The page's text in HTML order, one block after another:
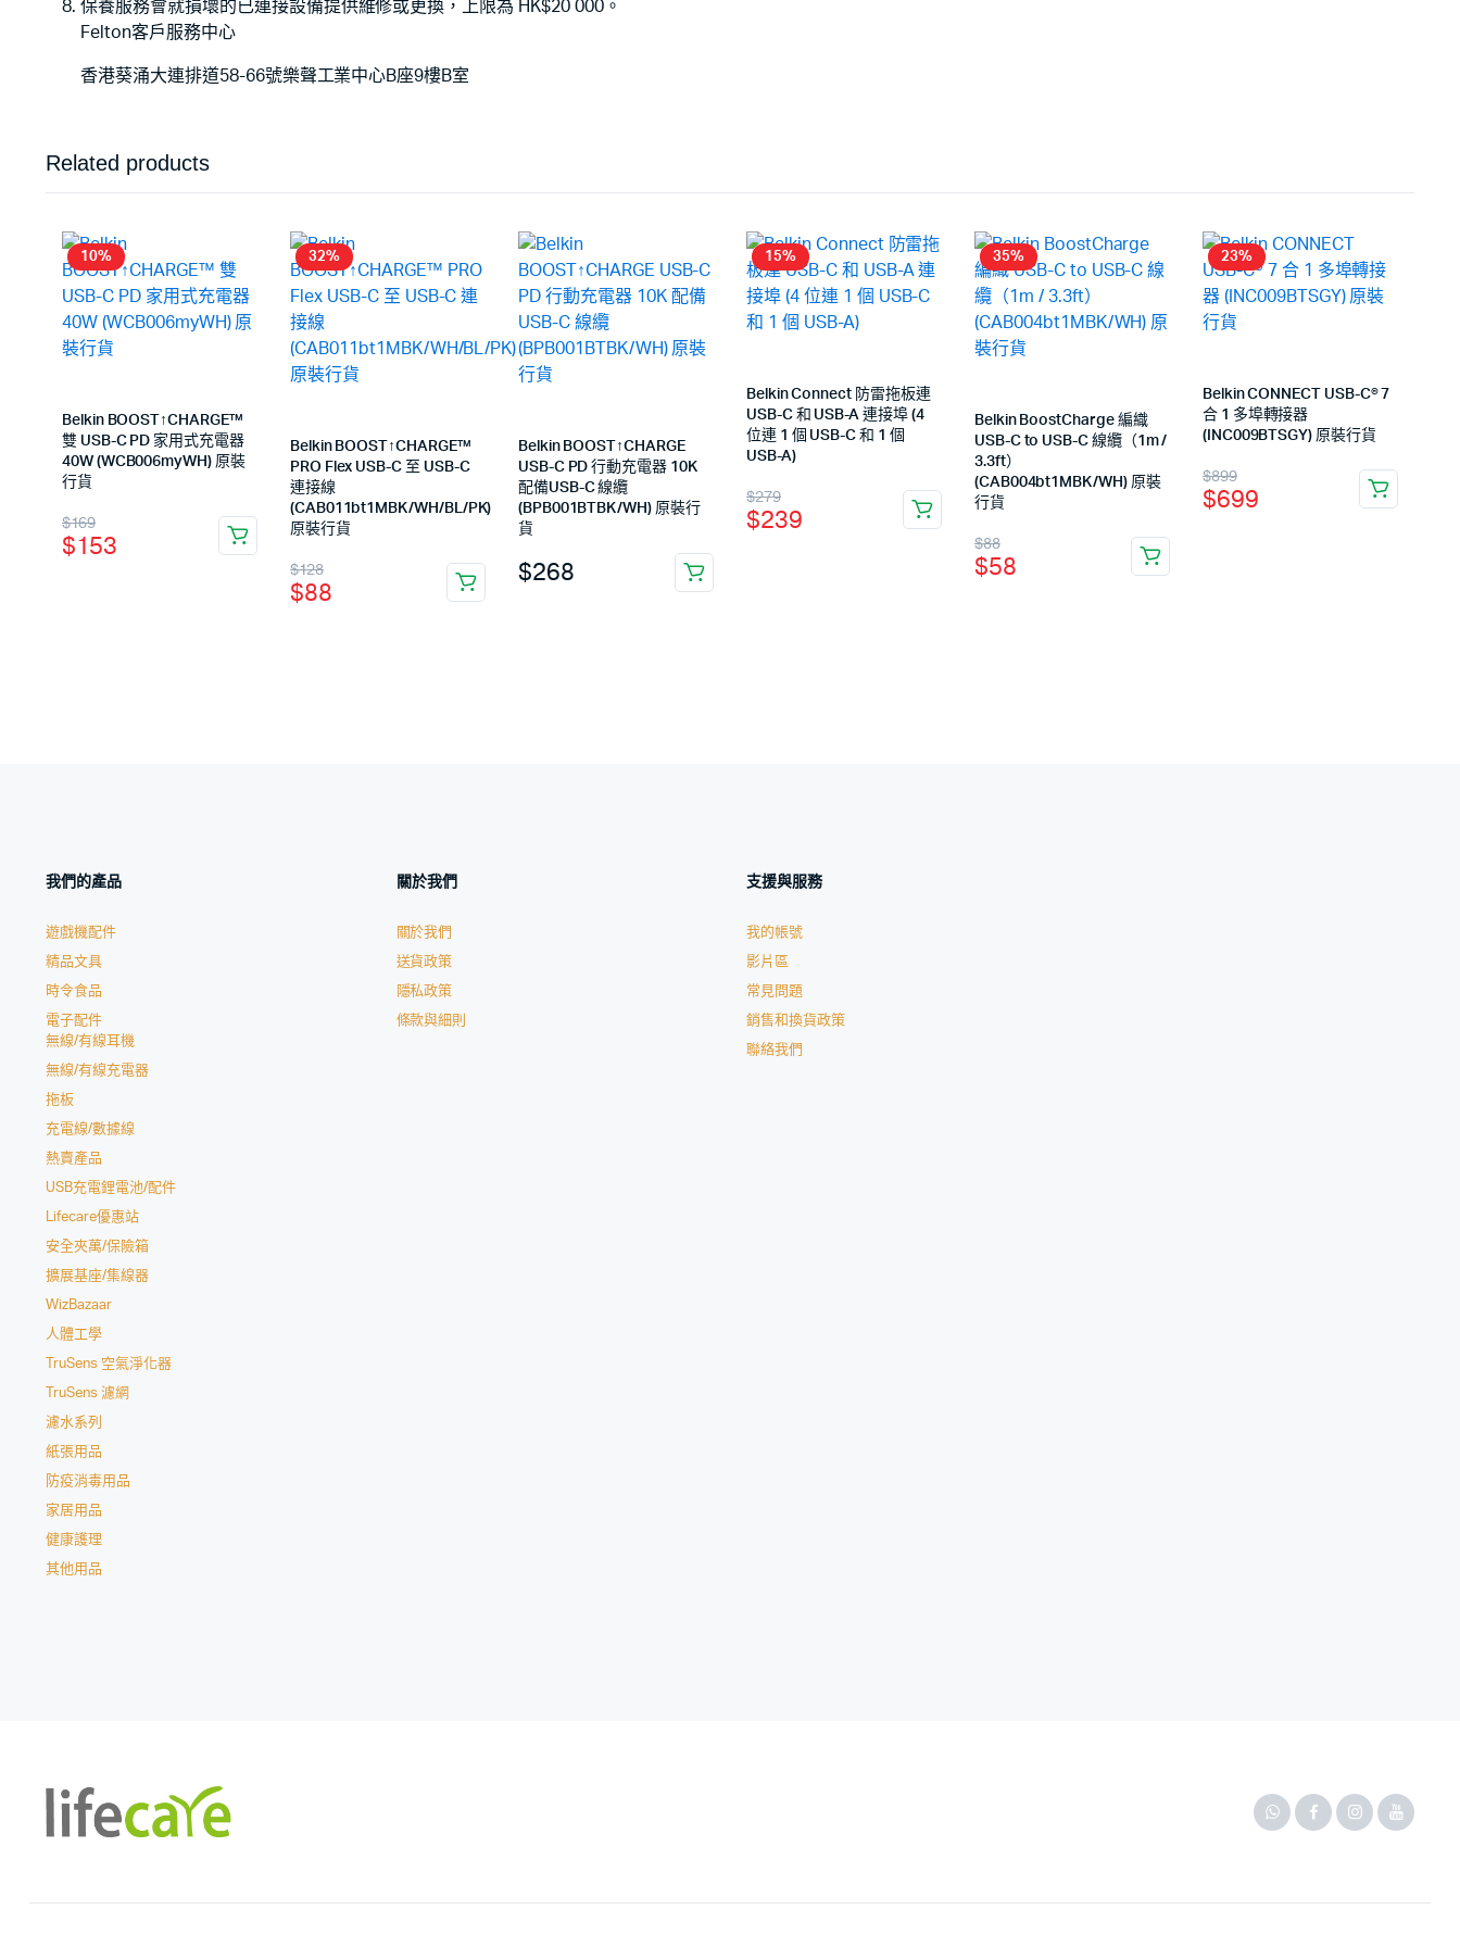
保養服務會就損壞的已連接設備提供維修或更換，上限為 HK$20 000。
Felton客戶服務中心
香港葵涌大連排道58-66號樂聲工業中心B座9樓B室
Related products
10%
Belkin BOOST↑CHARGE™
雙 USB-C PD 家用式充電器
40W (WCB006myWH) 原裝
行貨
$169
$153
32%
Belkin BOOST↑CHARGE™
PRO Flex USB-C 至 USB-C
連接線
(CAB011bt1MBK/WH/BL/PK)
原裝行貨
$128
$88
Belkin BOOST↑CHARGE
USB-C PD 行動充電器 10K
配備USB-C 線纜
(BPB001BTBK/WH) 原裝行
貨
$268
15%
Belkin Connect 防雷拖板連
USB-C 和 USB-A 連接埠 (4
位連 1 個 USB-C 和 1 個
USB-A)
$279
$239
35%
Belkin BoostCharge 編織
USB-C to USB-C 線纜（1m /
3.3ft）
(CAB004bt1MBK/WH) 原裝
行貨
$88
$58
23%
Belkin CONNECT USB-C® 7
合 1 多埠轉接器
(INC009BTSGY) 原裝行貨
$899
$699
我們的產品
遊戲機配件
精品文具
時令食品
電子配件
無線/有線耳機
無線/有線充電器
拖板
充電線/數據線
熱賣產品
USB充電鋰電池/配件
Lifecare優惠站
安全夾萬/保險箱
擴展基座/集線器
WizBazaar
人體工學
TruSens 空氣淨化器
TruSens 濾網
濾水系列
紙張用品
防疫消毒用品
家居用品
健康護理
其他用品
關於我們
關於我們
送貨政策
隱私政策
條款與細則
支援與服務
我的帳號
影片區
常見問題
銷售和換貨政策
聯絡我們